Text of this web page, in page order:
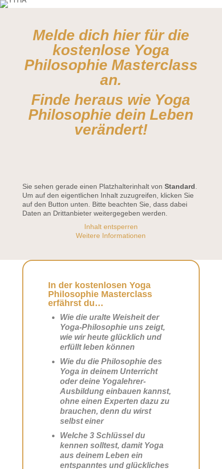
Melde dich hier für die
kostenlose Yoga
Philosophie Masterclass
an.
Finde heraus wie Yoga
Philosophie dein Leben
verändert!
Sie sehen gerade einen Platzhalterinhalt von Standard
Um auf den eigentlichen Inhalt zuzugreifen, klicken Sie
auf den Button unten. Bitte beachten Sie, dass dabei
Daten an Drittanbieter weitergegeben werden.
Inhalt entsperren
Weitere Informationen
In der kostenlosen Yoga
Philosophie Masterclass
erfährst du…
Wie die uralte Weisheit der
Yoga-Philosophie uns zeigt,
wie wir heute glücklich und
erfüllt leben können
Wie du die Philosophie des
Yoga in deinem Unterricht
oder deine Yogalehrer-
Ausbildung einbauen kannst,
ohne einen Experten dazu zu
brauchen, denn du wirst
selbst einer
Welche 3 Schlüssel du
kennen solltest, damit Yoga
aus deinem Leben ein
entspanntes und glückliches